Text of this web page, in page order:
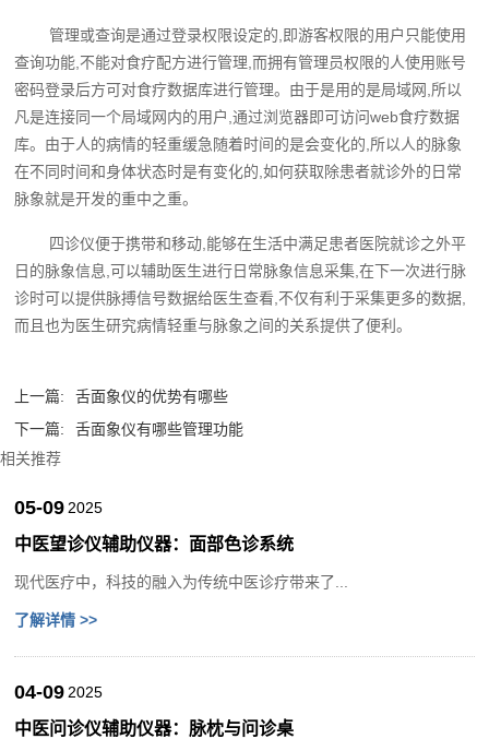
管理或查询是通过登录权限设定的,即游客权限的用户只能使用
查询功能,不能对食疗配方进行管理,而拥有管理员权限的人使用账号
密码登录后方可对食疗数据库进行管理。由于是用的是局域网,所以
凡是连接同一个局域网内的用户,通过浏览器即可访问web食疗数据
库。由于人的病情的轻重缓急随着时间的是会变化的,所以人的脉象
在不同时间和身体状态时是有变化的,如何获取除患者就诊外的日常
脉象就是开发的重中之重。
四诊仪便于携带和移动,能够在生活中满足患者医院就诊之外平
日的脉象信息,可以辅助医生进行日常脉象信息采集,在下一次进行脉
诊时可以提供脉搏信号数据给医生查看,不仅有利于采集更多的数据,
而且也为医生研究病情轻重与脉象之间的关系提供了便利。
上一篇:
舌面象仪的优势有哪些
下一篇:
舌面象仪有哪些管理功能
相关推荐
05-09 2025
中医望诊仪辅助仪器：面部色诊系统
现代医疗中，科技的融入为传统中医诊疗带来了...
了解详情 >>
04-09 2025
中医问诊仪辅助仪器：脉枕与问诊桌